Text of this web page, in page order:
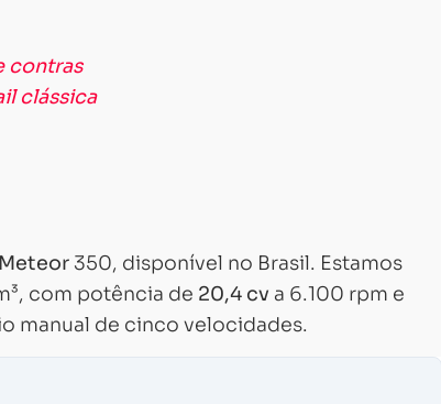
contras
clássica
350, disponível no Brasil. Estamos
com potência de 20,4 cv a 6.100 rpm e
manual de cinco velocidades.